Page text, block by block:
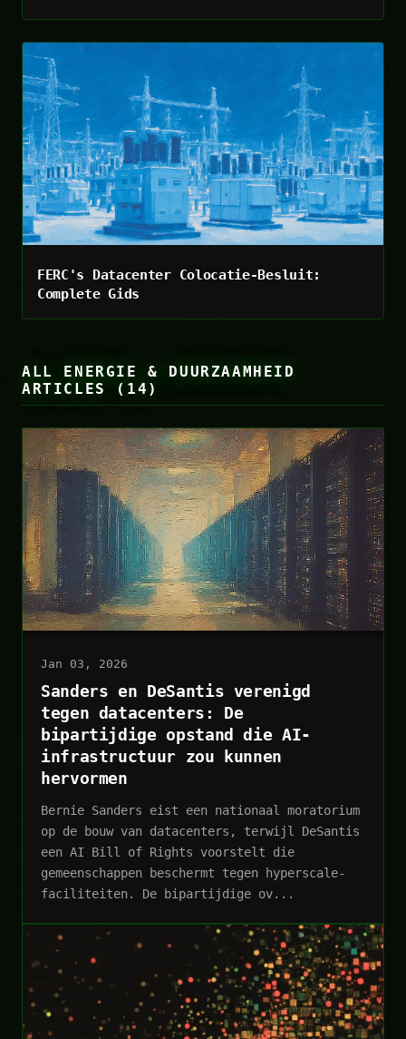
FERC's Datacenter Colocatie-Besluit:
Complete Gids
ALL ENERGIE & DUURZAAMHEID
ARTICLES (14)
Jan 03, 2026
Sanders en DeSantis verenigd
tegen datacenters: De
bipartijdige opstand die AI-
infrastructuur zou kunnen
hervormen
Bernie Sanders eist een nationaal moratorium
op de bouw van datacenters, terwijl DeSantis
een AI Bill of Rights voorstelt die
gemeenschappen beschermt tegen hyperscale-
faciliteiten. De bipartijdige ov...